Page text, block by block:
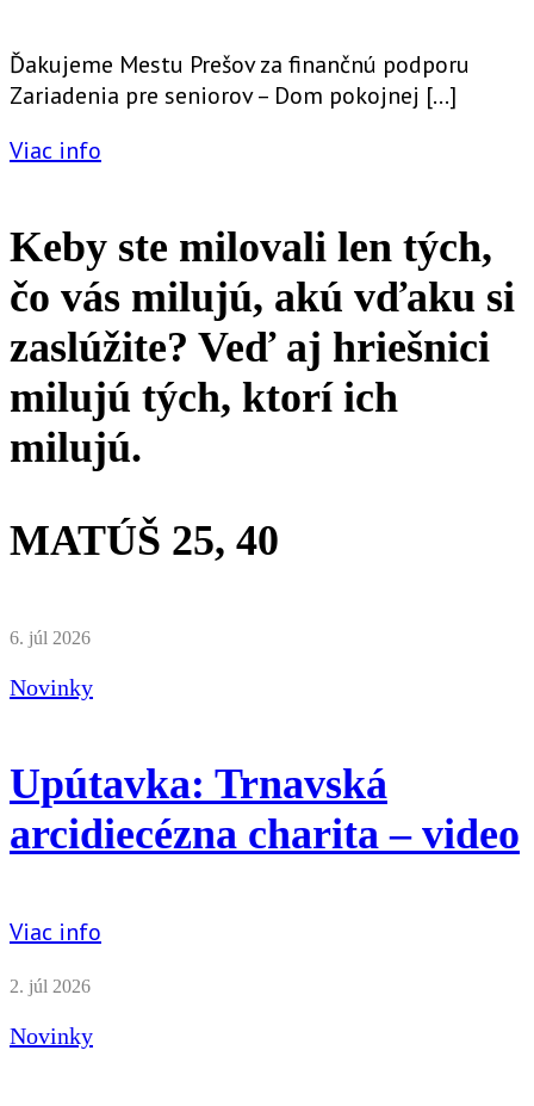
Ďakujeme Mestu Prešov za finančnú podporu
Zariadenia pre seniorov – Dom pokojnej […]
Viac info
Keby ste milovali len tých,
čo vás milujú, akú vďaku si
zaslúžite? Veď aj hriešnici
milujú tých, ktorí ich
milujú.
MATÚŠ 25, 40
6. júl 2026
Novinky
Upútavka: Trnavská
arcidiecézna charita – video
Viac info
2. júl 2026
Novinky